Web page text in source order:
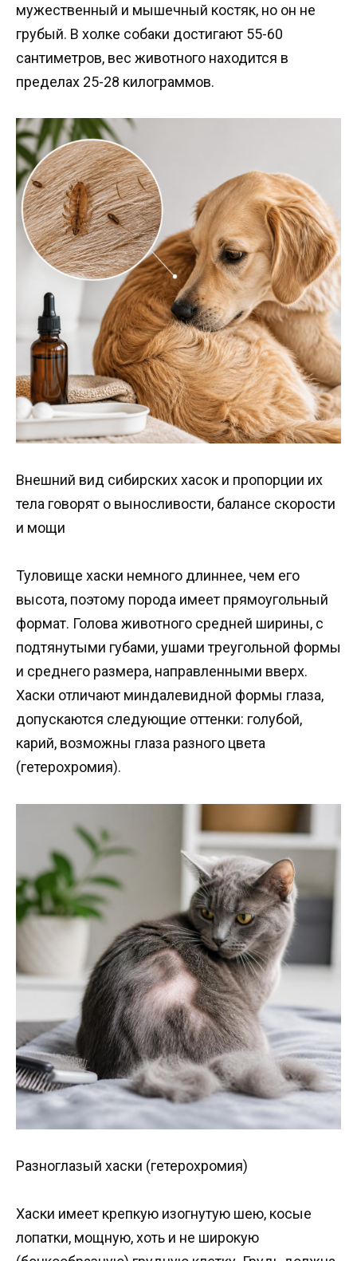
мужественный и мышечный костяк, но он не
грубый. В холке собаки достигают 55-60
сантиметров, вес животного находится в
пределах 25-28 килограммов.
Внешний вид сибирских хасок и пропорции их
тела говорят о выносливости, балансе скорости
и мощи
Туловище хаски немного длиннее, чем его
высота, поэтому порода имеет прямоугольный
формат. Голова животного средней ширины, с
подтянутыми губами, ушами треугольной формы
и среднего размера, направленными вверх.
Хаски отличают миндалевидной формы глаза,
допускаются следующие оттенки: голубой,
карий, возможны глаза разного цвета
(гетерохромия).
Разноглазый хаски (гетерохромия)
Хаски имеет крепкую изогнутую шею, косые
лопатки, мощную, хоть и не широкую